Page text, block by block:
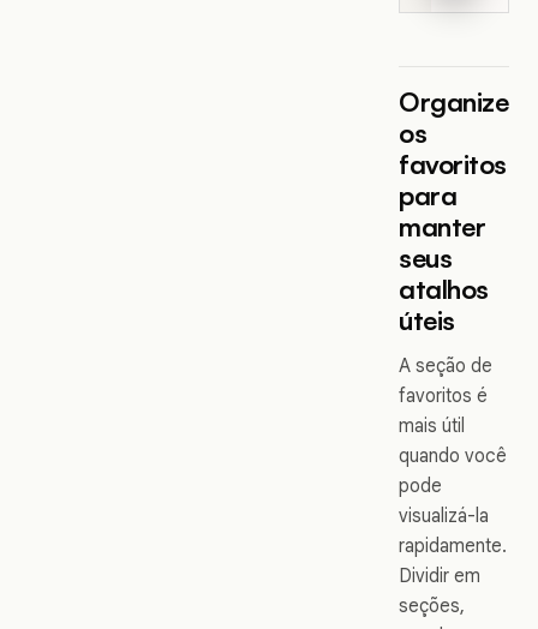
Organize
os
favoritos
para
manter
seus
atalhos
úteis
A seção de
favoritos é
mais útil
quando você
pode
visualizá-la
rapidamente.
Dividir em
seções,